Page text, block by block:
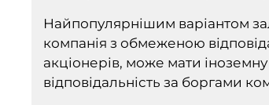
Найпопулярнішим варіантом
компанія з обмеженою
акціонерів, може мати
відповідальність за боргами